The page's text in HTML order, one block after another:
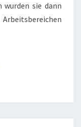
wurden sie dann